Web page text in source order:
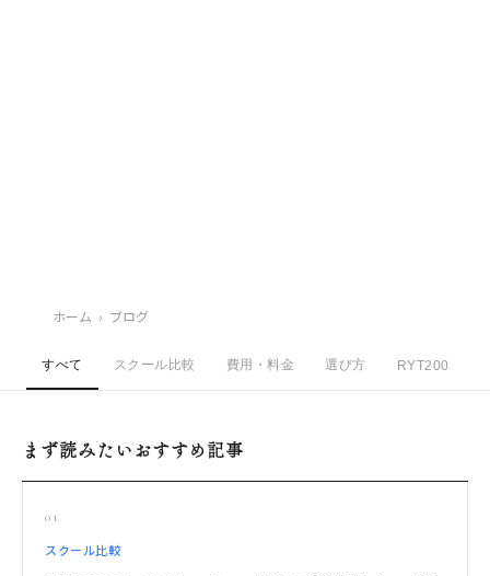
ホーム › ブログ
すべて スクール比較 費用・料金 選び方 RYT200
まず読みたいおすすめ記事
01
スクール比較